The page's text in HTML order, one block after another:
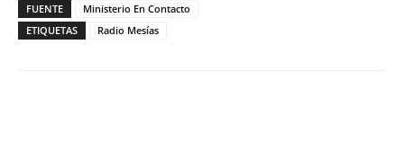
FUENTE
Ministerio En Contacto
ETIQUETAS
Radio Mesías